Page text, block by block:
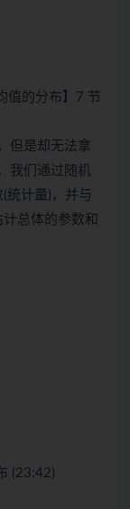
值的分布】7 节
但是却无法拿
我们通过随机
统计量)，并与
总体的参数和
(23:42)